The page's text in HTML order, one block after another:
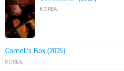
KOREA
Cornell’s Box (2025)
KOREA